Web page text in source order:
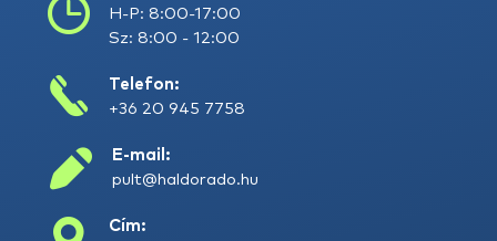
H-P: 8:00-17:00
Sz: 8:00 - 12:00
Telefon:
+36 20 945 7758
E-mail:
pult@haldorado.hu
Cím: